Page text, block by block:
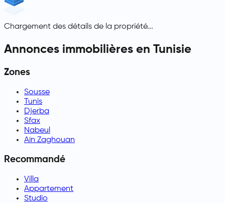
Chargement des détails de la propriété...
Annonces immobilières en Tunisie
Zones
Sousse
Tunis
Djerba
Sfax
Nabeul
Aïn Zaghouan
Recommandé
Villa
Appartement
Studio